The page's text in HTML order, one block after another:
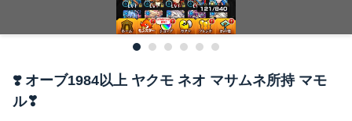
❣️ オーブ1984以上 ヤクモ ネオ マサムネ所持 マモ
ル❣